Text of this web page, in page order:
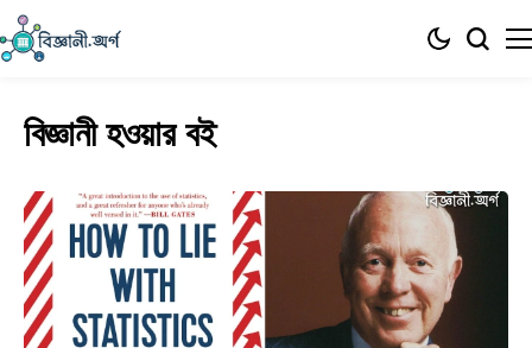
বিজ্ঞানী হওয়ার বই